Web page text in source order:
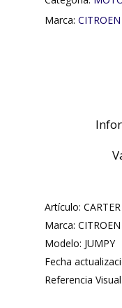
Marca: CITROEN
Artículo: CARTER
Marca: CITROEN
Modelo: JUMPY
Fecha
Referencia